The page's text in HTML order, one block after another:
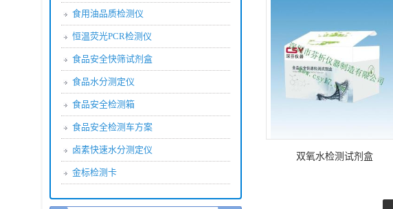
食用油品质检测仪
恒温荧光PCR检测仪
食品安全快筛试剂盒
食品水分测定仪
食品安全检测箱
食品安全检测车方案
卤素快速水分测定仪
金标检测卡
双氧水检测试剂盒